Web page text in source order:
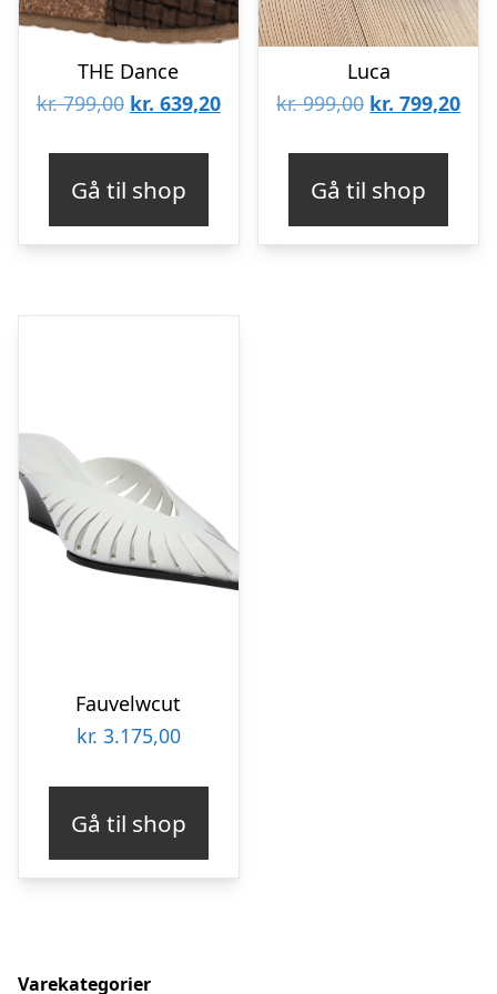
THE Dance
kr.799,00 Den
var:
kr. 799,00.
kr. 639,20Den
kr. 639,20.
Gå til shop
Luca
kr.999,00 Den
var:
kr. 999,00.
kr. 799,20Den
kr.
Gå til shop
Fauvelwcut
kr. 3.175,00
Gå til shop
Varekategorier